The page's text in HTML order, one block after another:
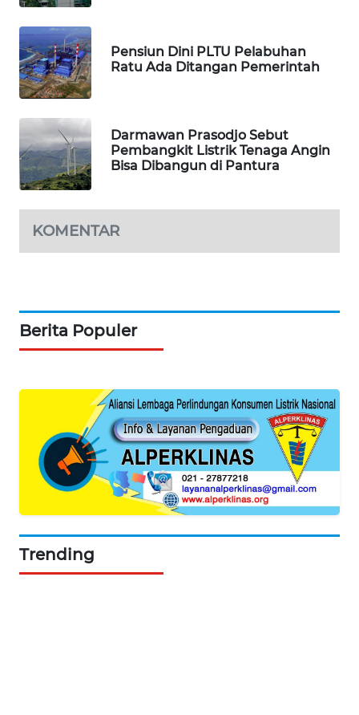
Pensiun Dini PLTU Pelabuhan
Ratu Ada Ditangan Pemerintah
Darmawan Prasodjo Sebut
Pembangkit Listrik Tenaga Angin
Bisa Dibangun di Pantura
KOMENTAR
Berita Populer
Trending